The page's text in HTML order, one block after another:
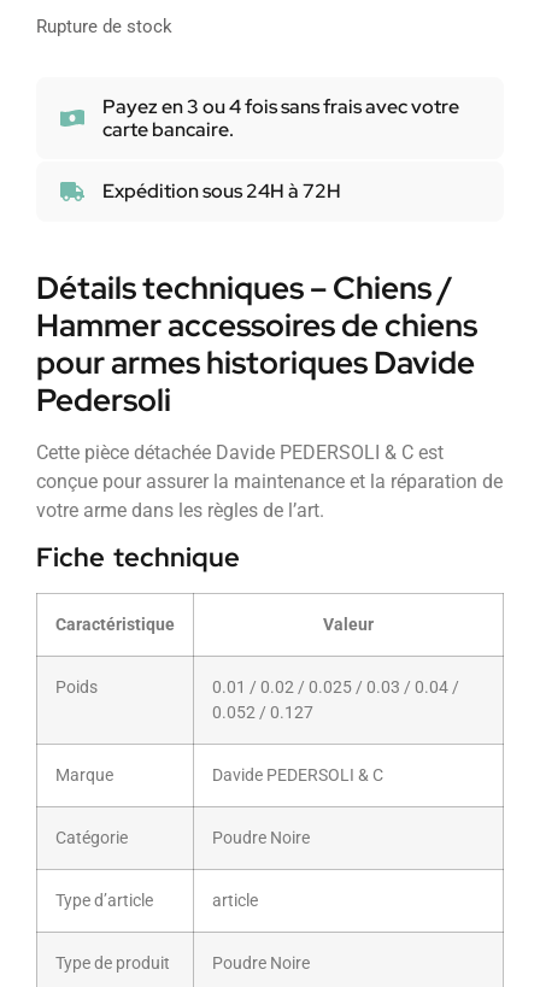
Rupture de stock
Payez en 3 ou 4 fois sans frais avec votre
carte bancaire.
Expédition sous 24H à 72H
Détails techniques – Chiens /
Hammer accessoires de chiens
pour armes historiques Davide
Pedersoli
Cette pièce détachée Davide PEDERSOLI & C est
conçue pour assurer la maintenance et la réparation de
votre arme dans les règles de l’art.
Fiche technique
Caractéristique Valeur
Poids
0.01 / 0.02 / 0.025 / 0.03 / 0.04 /
0.052 / 0.127
Marque Davide PEDERSOLI & C
Catégorie Poudre Noire
Type d’article article
Type de produit Poudre Noire